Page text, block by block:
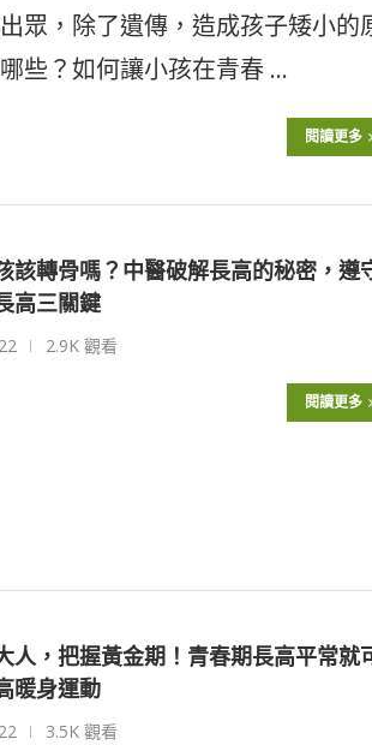
眾，除了遺傳，造成孩子矮小的
些？如何讓小孩在青春 …
閱讀更多
該轉骨嗎？中醫破解長高的秘密，遵
高三關鍵
2.9K 觀看
閱讀更多
人，把握黃金期！青春期長高平常就
暖身運動
3.5K 觀看